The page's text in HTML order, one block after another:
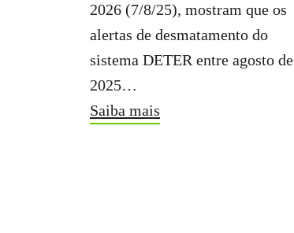
2026 (7/8/25), mostram que os
alertas de desmatamento do
sistema DETER entre agosto de
2025…
Saiba mais